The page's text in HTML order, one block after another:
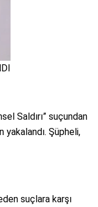
Saldırı” suçundan
yakalandı. Şüpheli,
suçlara karşı